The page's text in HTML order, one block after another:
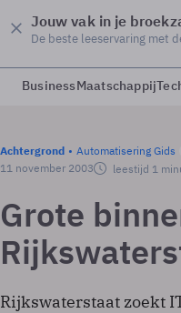
Jouw vak in je
De beste leeservaring met
BusinessMaatschappij
Achtergrond Automatisering Gids
11 november 2003
leestijd 1
Grote
Rijkswaterstaat zoekt